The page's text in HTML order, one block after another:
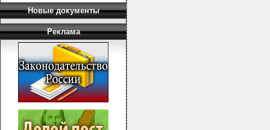
Новые документы
Реклама